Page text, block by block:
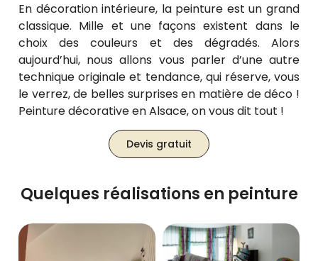
En décoration intérieure, la peinture est un grand
classique. Mille et une façons existent dans le
choix des couleurs et des dégradés. Alors
aujourd’hui, nous allons vous parler d’une autre
technique originale et tendance, qui réserve, vous
le verrez, de belles surprises en matière de déco !
Peinture décorative en Alsace, on vous dit tout !
Devis gratuit
Quelques réalisations en peinture